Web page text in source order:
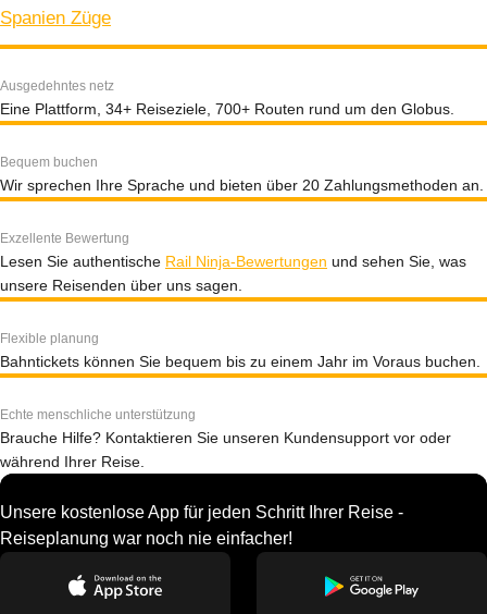
Spanien Züge
Ausgedehntes netz
Eine Plattform, 34+ Reiseziele, 700+ Routen rund um den Globus.
Bequem buchen
Wir sprechen Ihre Sprache und bieten über 20 Zahlungsmethoden an.
Exzellente Bewertung
Lesen Sie authentische Rail Ninja-Bewertungen und sehen Sie, was
unsere Reisenden über uns sagen.
Flexible planung
Bahntickets können Sie bequem bis zu einem Jahr im Voraus buchen.
Echte menschliche unterstützung
Brauche Hilfe? Kontaktieren Sie unseren Kundensupport vor oder
während Ihrer Reise.
Unsere kostenlose App für jeden Schritt Ihrer Reise -
Reiseplanung war noch nie einfacher!